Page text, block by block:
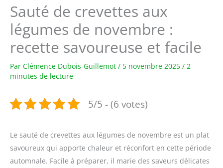
Sauté de crevettes aux
légumes de novembre :
recette savoureuse et facile
Par Clémence Dubois-Guillemot / 5 novembre 2025 / 2
minutes de lecture
5/5 - (6 votes)
Le sauté de crevettes aux légumes de novembre est un plat
savoureux qui apporte chaleur et réconfort en cette période
automnale. Facile à préparer, il marie des saveurs délicates